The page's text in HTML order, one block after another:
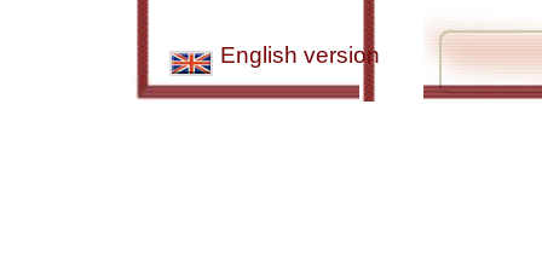
English version